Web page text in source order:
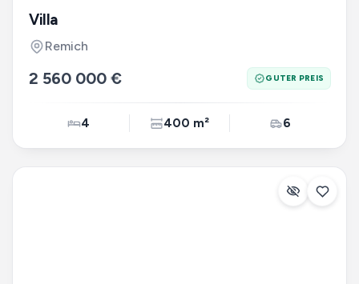
Villa
Remich
2 560 000 € GUTER PREIS
4 400 m² 6